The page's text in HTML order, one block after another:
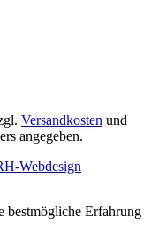
Versandkosten und
angegeben.
Webdesign
bestmögliche Erfahrung